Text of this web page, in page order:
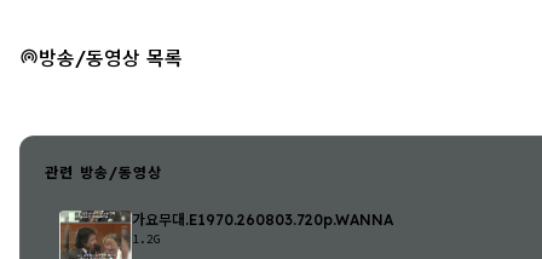
방송/동영상 목록
관련 방송/동영상
가요무대.E1970.260803.720p.WANNA
1.2G